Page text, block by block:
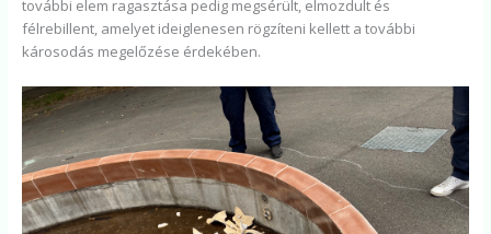
további elem ragasztása pedig megsérült, elmozdult és
félrebillent, amelyet ideiglenesen rögzíteni kellett a további
károsodás megelőzése érdekében.